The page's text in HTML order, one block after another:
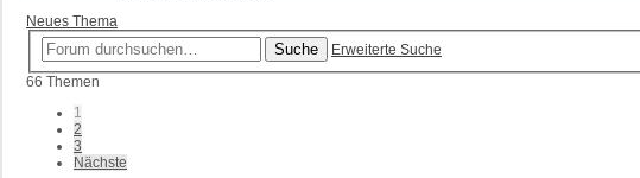
Neues Thema
Suche
Erweiterte Suche
66 Themen
1
2
3
Nächste